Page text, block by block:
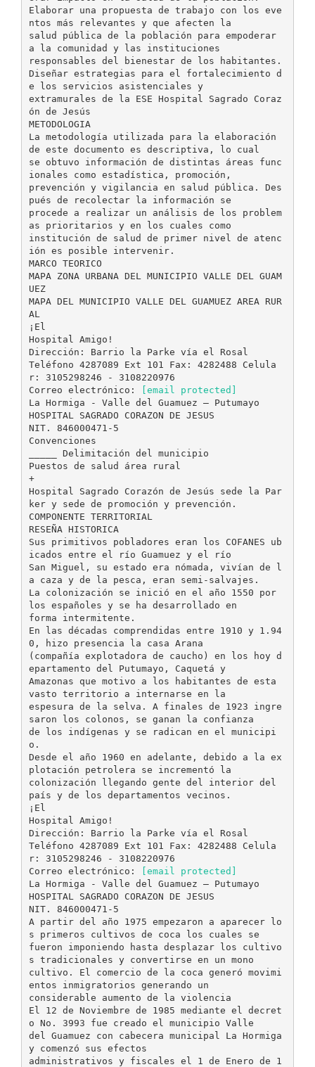
Elaborar una propuesta de trabajo con los eve
ntos más relevantes y que afecten la
salud pública de la población para empoderar
a la comunidad y las instituciones
responsables del bienestar de los habitantes.
Diseñar estrategias para el fortalecimiento d
e los servicios asistenciales y
extramurales de la ESE Hospital Sagrado Coraz
ón de Jesús
METODOLOGIA
La metodología utilizada para la elaboración
de este documento es descriptiva, lo cual
se obtuvo información de distintas áreas func
ionales como estadística, promoción,
prevención y vigilancia en salud pública. Des
pués de recolectar la información se
procede a realizar un análisis de los problem
as prioritarios y en los cuales como
institución de salud de primer nivel de atenc
ión es posible intervenir.
MARCO TEORICO
MAPA ZONA URBANA DEL MUNICIPIO VALLE DEL GUAM
UEZ
MAPA DEL MUNICIPIO VALLE DEL GUAMUEZ AREA RUR
AL
¡El
Hospital Amigo!
Dirección: Barrio la Parke vía el Rosal
Teléfono 4287089 Ext 101 Fax: 4282488 Celula
r: 3105298246 - 3108220976
Correo electrónico:
[email protected]
La Hormiga - Valle del Guamuez – Putumayo
HOSPITAL SAGRADO CORAZON DE JESUS
NIT. 846000471-5
Convenciones
_____ Delimitación del municipio
Puestos de salud área rural
+
Hospital Sagrado Corazón de Jesús sede la Par
ker y sede de promoción y prevención.
COMPONENTE TERRITORIAL
RESEÑA HISTORICA
Sus primitivos pobladores eran los COFANES ub
icados entre el río Guamuez y el río
San Miguel, su estado era nómada, vivían de l
a caza y de la pesca, eran semi-salvajes.
La colonización se inició en el año 1550 por
los españoles y se ha desarrollado en
forma intermitente.
En las décadas comprendidas entre 1910 y 1.94
0, hizo presencia la casa Arana
(compañía explotadora de caucho) en los hoy d
epartamento del Putumayo, Caquetá y
Amazonas que motivo a los habitantes de esta
vasto territorio a internarse en la
espesura de la selva. A finales de 1923 ingre
saron los colonos, se ganan la confianza
de los indígenas y se radican en el municipi
o.
Desde el año 1960 en adelante, debido a la ex
plotación petrolera se incrementó la
colonización llegando gente del interior del
país y de los departamentos vecinos.
¡El
Hospital Amigo!
Dirección: Barrio la Parke vía el Rosal
Teléfono 4287089 Ext 101 Fax: 4282488 Celula
r: 3105298246 - 3108220976
Correo electrónico:
[email protected]
La Hormiga - Valle del Guamuez – Putumayo
HOSPITAL SAGRADO CORAZON DE JESUS
NIT. 846000471-5
A partir del año 1975 empezaron a aparecer lo
s primeros cultivos de coca los cuales se
fueron imponiendo hasta desplazar los cultivo
s tradicionales y convertirse en un mono
cultivo. El comercio de la coca generó movimi
entos inmigratorios generando un
considerable aumento de la violencia
El 12 de Noviembre de 1985 mediante el decret
o No. 3993 fue creado el municipio Valle
del Guamuez con cabecera municipal La Hormiga
y comenzó sus efectos
administrativos y fiscales el 1 de Enero de 1